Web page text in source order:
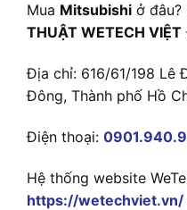
Mua Mitsubishi ở đâu?
THUẬT WETECH VIỆT
Địa chỉ: 616/61/198 Lê
Đông, Thành phố Hồ
Điện thoại:
Hệ thống website
https://wetechviet.vn/